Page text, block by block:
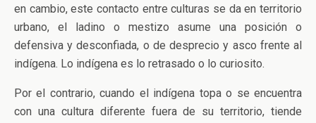
en cambio, este contacto entre culturas se da en territorio
urbano, el ladino o mestizo asume una posición o
defensiva y desconfiada, o de desprecio y asco frente al
indígena. Lo indígena es lo retrasado o lo curiosito.
Por el contrario, cuando el indígena topa o se encuentra
con una cultura diferente fuera de su territorio, tiende